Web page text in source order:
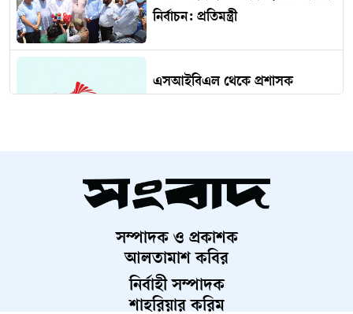
নির্বাচন: প্রতিমন্ত্রী
এসআইবিএল থেকে প্রশাসক
উদ্বোধন ১৬ আগস্ট
চব্বিশের জুলাই: রাষ্ট্র রূপান্তরের
যুগসন্ধি
সম্পাদক ও প্রকাশক
আলতামাশ কবির
নির্বাহী সম্পাদক
শাহরিয়ার করিম